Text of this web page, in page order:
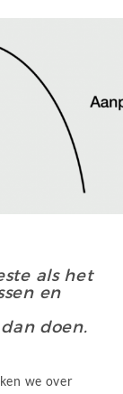
als het
en
doen.
we over